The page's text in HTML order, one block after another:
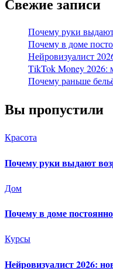
Почему руки
Почему в доме
Нейровизуалист
TikTok Money 2026:
Почему раньше
Вы пропустили
Красота
Почему руки выдают
Дом
Почему в доме
Курсы
Нейровизуалист 2026: